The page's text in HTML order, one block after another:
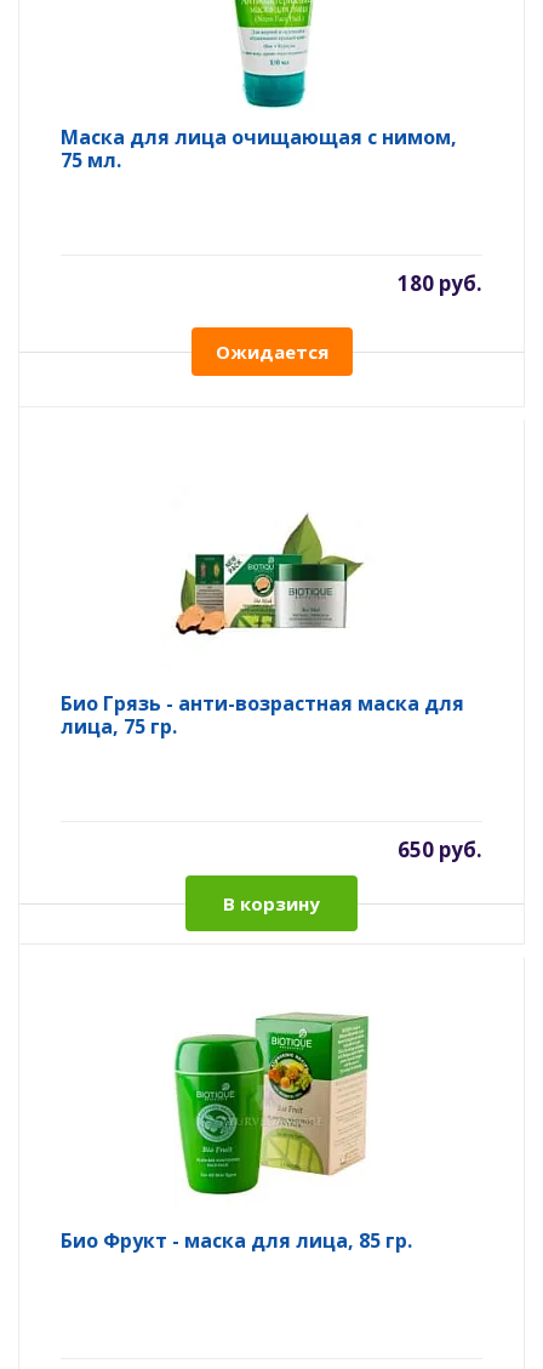
Маска для лица очищающая с нимом,
75 мл.
180 руб.
Ожидается
Био Грязь - анти-возрастная маска для
лица, 75 гр.
650 руб.
В корзину
Био Фрукт - маска для лица, 85 гр.